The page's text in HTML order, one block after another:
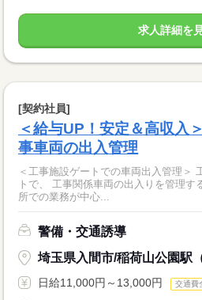
求人詳細を
[契約社員]
＜給与UP！安定＆高収入
事車両の出入管理
＜工事施設ゲートでの車両出入管理＞
トで、 工事関係車両の出入りを管理するお仕事
所での業務が中心...
警備・交通誘導
埼玉県入間市/稲荷山公園駅
日給11,000円～13,000円 交通費